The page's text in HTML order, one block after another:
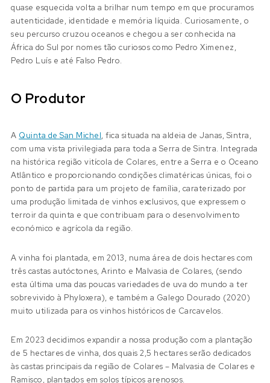
quase esquecida volta a brilhar num tempo em que procuramos
autenticidade, identidade e memória líquida. Curiosamente, o
seu percurso cruzou oceanos e chegou a ser conhecida na
África do Sul por nomes tão curiosos como Pedro Ximenez,
Pedro Luís e até Falso Pedro.
O Produtor
A Quinta de San Michel, fica situada na aldeia de Janas, Sintra,
com uma vista privilegiada para toda a Serra de Sintra. Integrada
na histórica região vitícola de Colares, entre a Serra e o Oceano
Atlântico e proporcionando condições climatéricas únicas, foi o
ponto de partida para um projeto de família, caraterizado por
uma produção limitada de vinhos exclusivos, que expressem o
terroir da quinta e que contribuam para o desenvolvimento
económico e agrícola da região.
A vinha foi plantada, em 2013, numa área de dois hectares com
três castas autóctones, Arinto e Malvasia de Colares, (sendo
esta última uma das poucas variedades de uva do mundo a ter
sobrevivido à Phyloxera), e também a Galego Dourado (2020)
muito utilizada para os vinhos históricos de Carcavelos.
Em 2023 decidimos expandir a nossa produção com a plantação
de 5 hectares de vinha, dos quais 2,5 hectares serão dedicados
às castas principais da região de Colares – Malvasia de Colares e
Ramisco, plantados em solos típicos arenosos.